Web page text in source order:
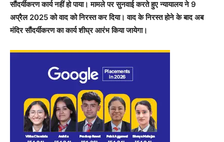
सौंदर्यीकरण कार्य नहीं हो पाया। मामले पर सुनवाई करते हुए न्यायालय ने 9
अप्रैल 2025 को वाद को निरस्त कर दिया। वाद के निरस्त होने के बाद अब
मंदिर सौंदर्यीकरण का कार्य शीघ्र आरंभ किया जायेगा।